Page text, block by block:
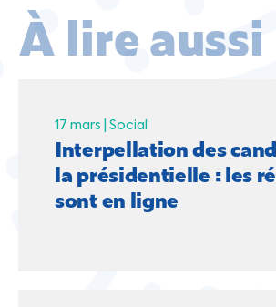
À lire aussi
17 mars | Social
Interpellation des
la présidentielle : les
sont en ligne